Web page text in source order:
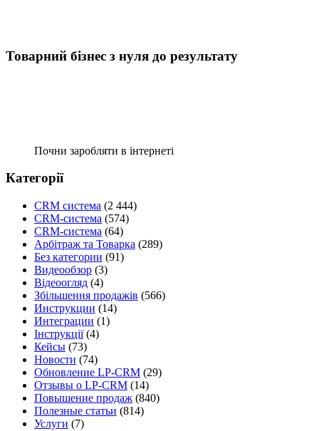
Товарний бізнес з нуля до результату
Почни заробляти в інтернеті
Категорії
CRM система (2 444)
CRM-система (574)
CRM-система (64)
Арбітраж та Товарка (289)
Без категории (91)
Видеообзор (3)
Відеоогляд (4)
Збільшення продажів (566)
Инструкции (14)
Интеграции (1)
Інструкції(4)
Кейсы (73)
Новости (74)
Обновление LP-CRM (29)
Отзывы о LP-CRM (14)
Повышение продаж (840)
Полезные статьи (814)
Услуги (7)